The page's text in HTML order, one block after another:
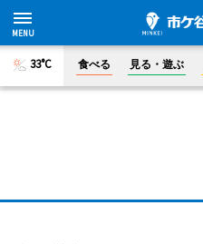
33°C 食べる 見る・遊ぶ